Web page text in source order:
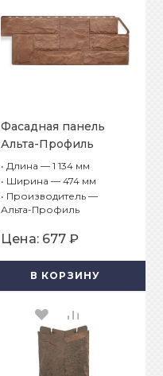
Фасадная панель
Альта-Профиль
Гранит Карпатский
• Длина — 1 134 мм
• Ширина — 474 мм
• Производитель —
Альта-Профиль
Цена: 677 ₽
В КОРЗИНУ